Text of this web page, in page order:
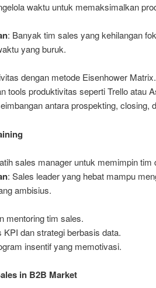
waktu untuk memaksimalkan
: Banyak tim sales yang kehilangan
yang buruk.
dengan metode Eisenhower Matrix.
tools produktivitas seperti Trello atau
antara prospekting, closing,
sales manager untuk memimpin tim
: Sales leader yang hebat mampu
ambisius.
mentoring tim sales.
KPI dan strategi berbasis data.
insentif yang memotivasi.
in B2B Market